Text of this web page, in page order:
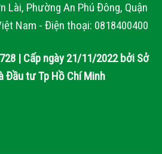
Phường An Phú Đông, Quận
Nam - Điện thoại: 0818400400
| Cấp ngày 21/11/2022 bởi Sở
Đầu tư Tp Hồ Chí Minh